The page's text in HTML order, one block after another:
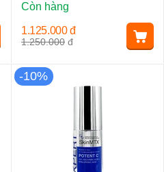
Còn hàng
1.250.000 đ
1.125.000 đ
-10%